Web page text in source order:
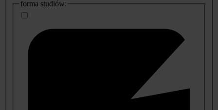
dodatkowe
informacje
forma studiów: